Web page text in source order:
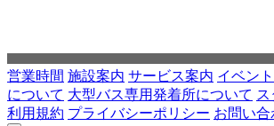
営業時間 施設案内 サービス案内 イベン
について 大型バス専用発着所について
利用規約 プライバシーポリシー お問い合